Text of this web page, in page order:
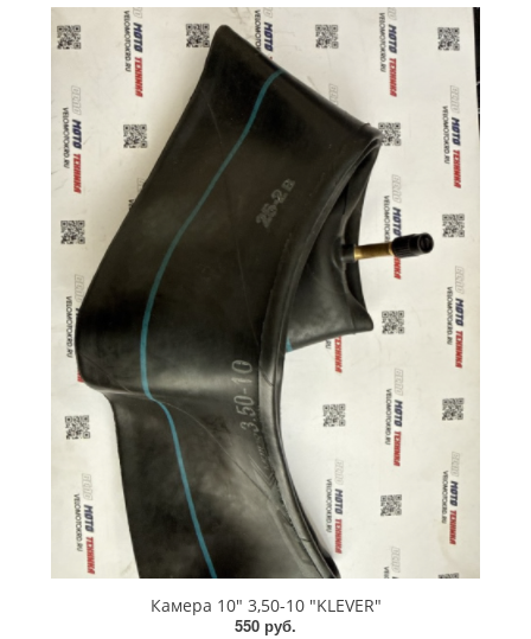
Камера 10" 3,50-10 "KLEVER"
550 руб.